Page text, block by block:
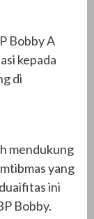
Bobby A
kepada
di
mendukung
yang
ini
Bobby.